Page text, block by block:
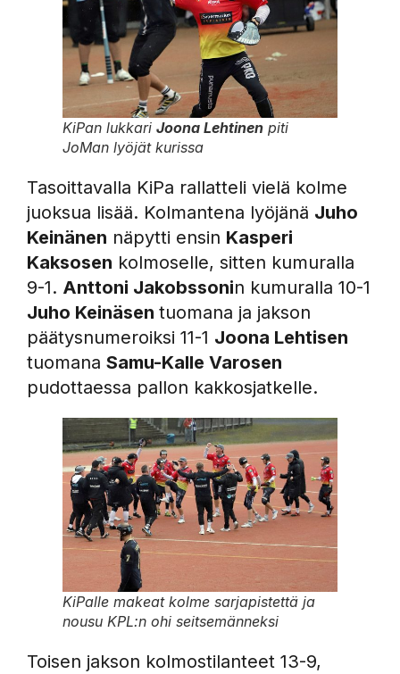
KiPan lukkari Joona Lehtinen piti
JoMan lyöjät kurissa
Tasoittavalla KiPa rallatteli vielä kolme
juoksua lisää. Kolmantena lyöjänä Juho
Keinänen näpytti ensin Kasperi
Kaksosen kolmoselle, sitten kumuralla
9-1. Anttoni Jakobssonin kumuralla 10-1
Juho Keinäsen tuomana ja jakson
päätysnumeroiksi 11-1 Joona Lehtisen
tuomana Samu-Kalle Varosen
pudottaessa pallon kakkosjatkelle.
KiPalle makeat kolme sarjapistettä ja
nousu KPL:n ohi seitsemänneksi
Toisen jakson kolmostilanteet 13-9,